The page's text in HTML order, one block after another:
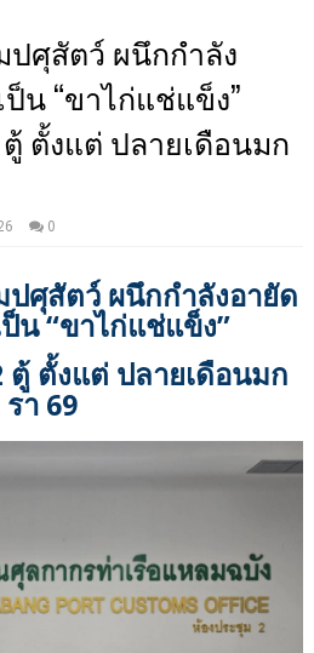
ปศุสัตว์ ผนึกกำลัง
น “ขาไก่แช่แข็ง”
ตั้งแต่ ปลายเดือนมก
0
ปศุสัตว์ ผนึกกำลังอายัด
น “ขาไก่แช่แข็ง”
ตู้ ตั้งแต่ ปลายเดือนมก
รา 69